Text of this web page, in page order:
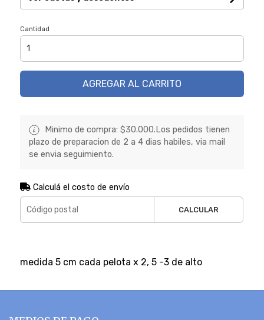
Cantidad
AGREGAR AL CARRITO
Minimo de compra: $30.000.Los pedidos tienen
plazo de preparacion de 2 a 4 dias habiles, via mail
se envia seguimiento.
Calculá el costo de envío
CALCULAR
medida 5 cm cada pelota x 2, 5 -3 de alto